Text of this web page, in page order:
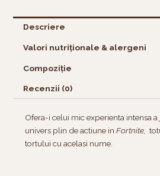
Descriere
Valori nutriționale & alergeni
Compoziție
Recenzii (0)
Ofera-i celui mic experienta intensa a
univers plin de actiune inFortnite,
tortului cu acelasi nume.